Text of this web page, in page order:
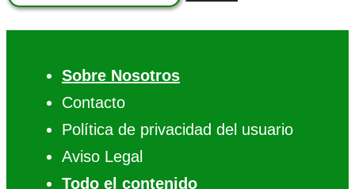
Sobre Nosotros
Contacto
Política de privacidad del usuario
Aviso Legal
Todo el contenido